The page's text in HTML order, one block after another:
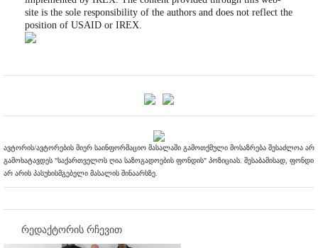
site is the sole responsibility of the authors and does not reflect the
position of USAID or IREX.
ავტორის/ავტორების მიერ საინფორმაციო მასალაში გამოთქმული მოსაზრება შესაძლოა არ
გამოხატავდეს "საქართველოს ღია საზოგადოების ფონდის" პოზიციას. შესაბამისად, ფონდი
არ არის პასუხისმგებელი მასალის შინაარსზე.
რედაქტორის რჩევით